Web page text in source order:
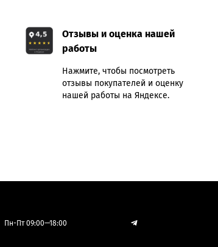
Отзывы и оценка нашей
работы
Нажмите, чтобы посмотреть
отзывы покупателей и оценку
нашей работы на Яндексе.
Пн-Пт 09:00—18:00